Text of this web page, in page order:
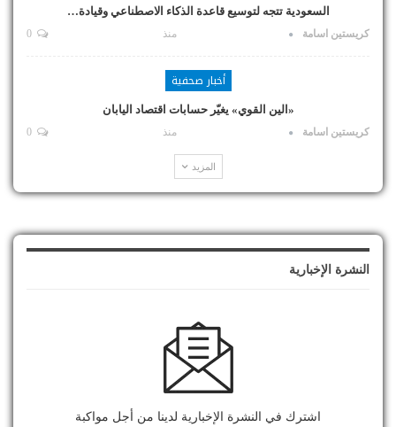
السعودية تتجه لتوسيع قاعدة الذكاء الاصطناعي وقيادة…
كريستين اسامة منذ
أخبار صحفية
«الين القوي» يغيّر حسابات اقتصاد اليابان
كريستين اسامة منذ
المزيد
النشرة الإخبارية
اشترك في النشرة الإخبارية لدينا من أجل مواكبة